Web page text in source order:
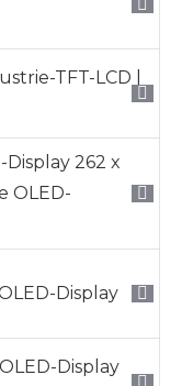
TFT-LCD |
262 x
OLED-
Display
Display